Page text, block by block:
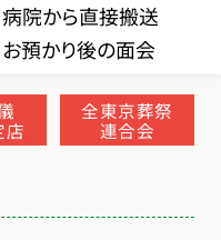
病院から直接搬送
お預かり後の面会
店
全東京葬祭
連合会